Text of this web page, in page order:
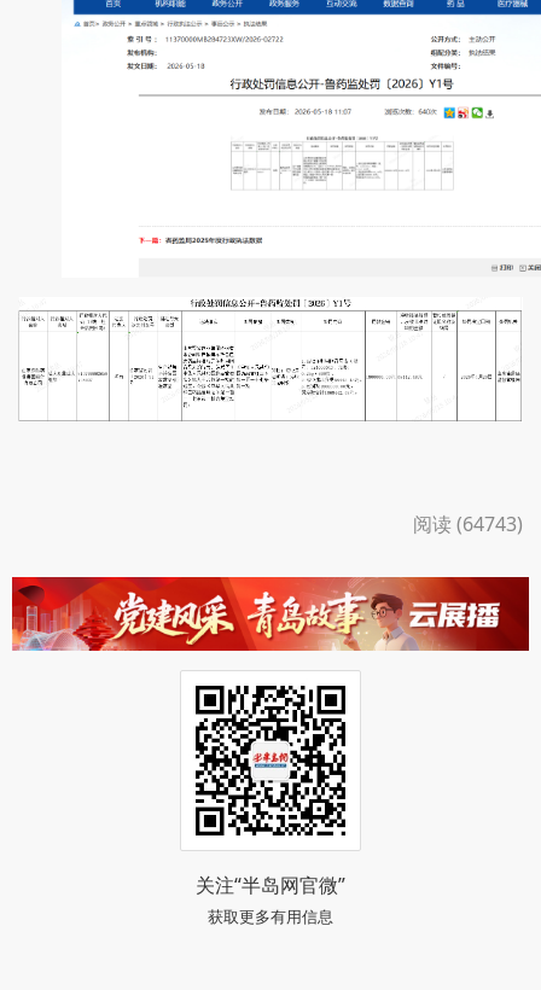
阅读 (64743)
关注“半岛网官微”
获取更多有用信息